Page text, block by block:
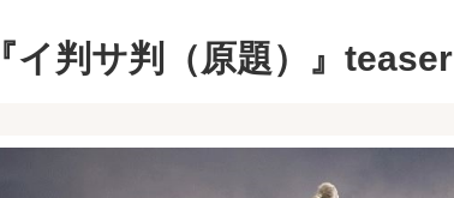
『イ判サ判（原題）』teaser